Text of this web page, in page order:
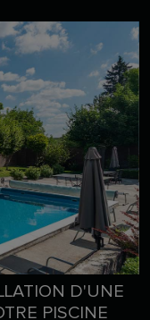
D'UNE
PISCINE